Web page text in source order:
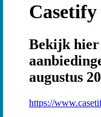
Bekijk hier
augustus
https://